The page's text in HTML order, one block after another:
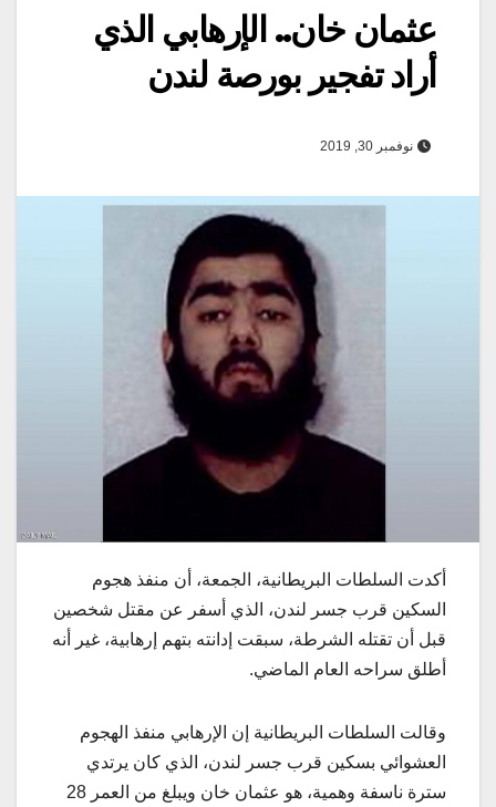
عثمان خان.. الإرهابي الذي
أراد تفجير بورصة لندن
نوفمبر 30, 2019
أكدت السلطات البريطانية، الجمعة، أن منفذ هجوم
السكين قرب جسر لندن، الذي أسفر عن مقتل شخصين
قبل أن تقتله الشرطة، سبقت إدانته بتهم إرهابية، غير أنه
أطلق سراحه العام الماضي.
وقالت السلطات البريطانية إن الإرهابي منفذ الهجوم
العشوائي بسكين قرب جسر لندن، الذي كان يرتدي
سترة ناسفة وهمية، هو عثمان خان ويبلغ من العمر 28